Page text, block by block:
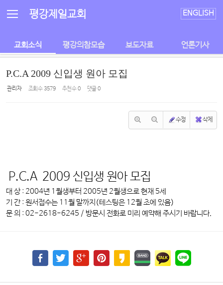
평강제일교회 ENGLISH
교회소식 평강의참모습 보도자료 언론기사
P.C.A 2009 신입생 원아 모집
관리자 조회 수3579 추천 수0 댓글0
수정 삭제
P.C.A 2009 신입생 원아 모집
대 상 : 2004년 1월생부터 2005년 2월생으로 현재 5세
기 간 : 원서접수는 11월 말까지(테스팅은 12월 초에 있음)
문 의 : 02-2618-6245 / 방문시 전화로 미리 예약해 주시기 바랍니다.